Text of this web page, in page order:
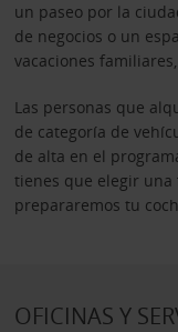
un paseo por la
de negocios o un
vacaciones
Las personas que
de categoría de
de alta en el
tienes que elegir una
prepararemos tu
OFICINAS Y